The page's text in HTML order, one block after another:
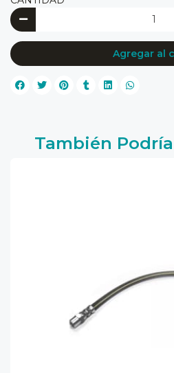
Agregar al
También